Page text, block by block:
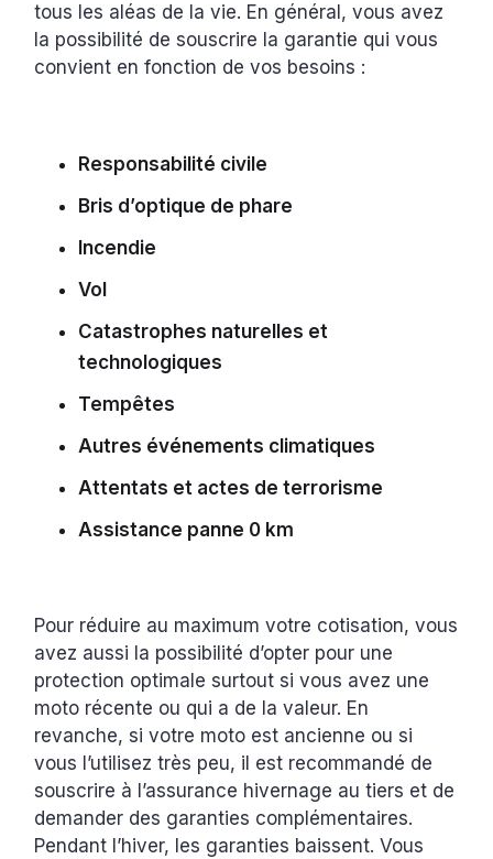
tous les aléas de la vie. En général, vous avez
la possibilité de souscrire la garantie qui vous
convient en fonction de vos besoins :
Responsabilité civile
Bris d’optique de phare
Incendie
Vol
Catastrophes naturelles et
technologiques
Tempêtes
Autres événements climatiques
Attentats et actes de terrorisme
Assistance panne 0 km
Pour réduire au maximum votre cotisation, vous
avez aussi la possibilité d’opter pour une
protection optimale surtout si vous avez une
moto récente ou qui a de la valeur. En
revanche, si votre moto est ancienne ou si
vous l’utilisez très peu, il est recommandé de
souscrire à l’assurance hivernage au tiers et de
demander des garanties complémentaires.
Pendant l’hiver, les garanties baissent. Vous